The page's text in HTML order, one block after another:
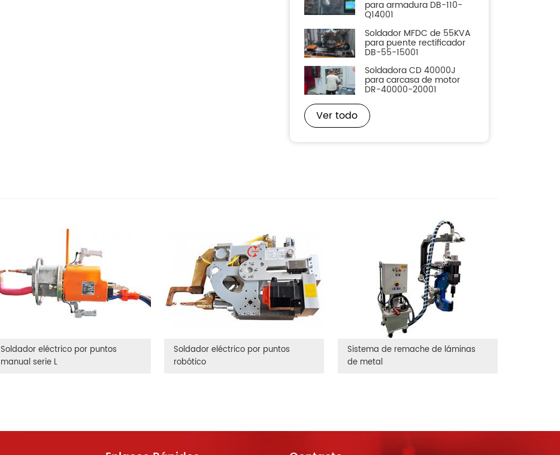
para armadura DB-110-
Q14001
Soldador MFDC de 55KVA
para puente rectificador
DB-55-15001
Soldadora CD 40000J
para carcasa de motor
DR-40000-20001
Ver todo
Soldador eléctrico por puntos
manual serie L
Soldador eléctrico por puntos
robótico
Sistema de remache de láminas
de metal